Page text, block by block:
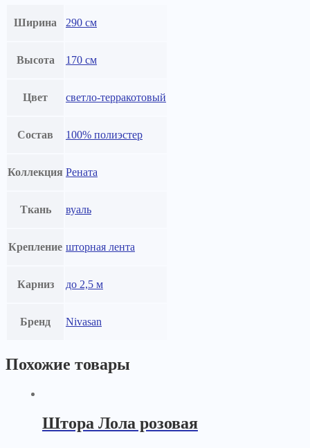
Ширина 290 см
Высота 170 см
Цвет светло-терракотовый
Состав 100% полиэстер
Коллекция Рената
Ткань вуаль
Крепление шторная лента
Карниз до 2,5 м
Бренд Nivasan
Похожие товары
Штора Лола розовая